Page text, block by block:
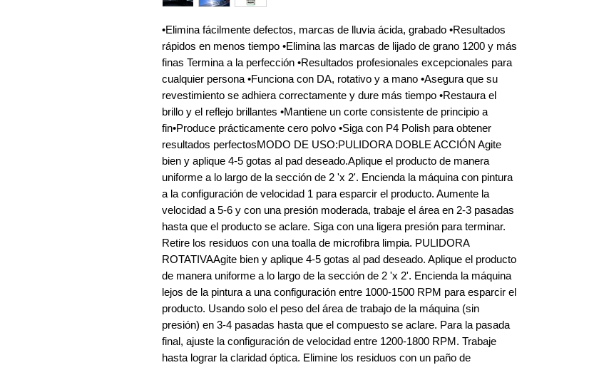
•Elimina fácilmente defectos, marcas de lluvia ácida, grabado •Resultados
rápidos en menos tiempo •Elimina las marcas de lijado de grano 1200 y más
finas Termina a la perfección •Resultados profesionales excepcionales para
cualquier persona •Funciona con DA, rotativo y a mano •Asegura que su
revestimiento se adhiera correctamente y dure más tiempo •Restaura el
brillo y el reflejo brillantes •Mantiene un corte consistente de principio a
fin•Produce prácticamente cero polvo •Siga con P4 Polish para obtener
resultados perfectosMODO DE USO:PULIDORA DOBLE ACCIÓN Agite
bien y aplique 4-5 gotas al pad deseado.Aplique el producto de manera
uniforme a lo largo de la sección de 2 'x 2'. Encienda la máquina con pintura
a la configuración de velocidad 1 para esparcir el producto. Aumente la
velocidad a 5-6 y con una presión moderada, trabaje el área en 2-3 pasadas
hasta que el producto se aclare. Siga con una ligera presión para terminar.
Retire los residuos con una toalla de microfibra limpia. PULIDORA
ROTATIVAAgite bien y aplique 4-5 gotas al pad deseado. Aplique el producto
de manera uniforme a lo largo de la sección de 2 'x 2'. Encienda la máquina
lejos de la pintura a una configuración entre 1000-1500 RPM para esparcir el
producto. Usando solo el peso del área de trabajo de la máquina (sin
presión) en 3-4 pasadas hasta que el compuesto se aclare. Para la pasada
final, ajuste la configuración de velocidad entre 1200-1800 RPM. Trabaje
hasta lograr la claridad óptica. Elimine los residuos con un paño de